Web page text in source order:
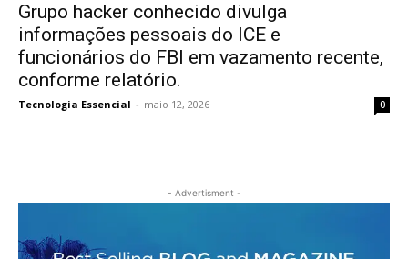
Grupo hacker conhecido divulga
informações pessoais do ICE e
funcionários do FBI em vazamento recente,
conforme relatório.
Tecnologia Essencial - maio 12, 2026 0
- Advertisment -